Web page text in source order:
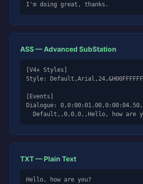
I'm doing great, thanks.
ASS — Advanced SubStation
[V4+ Styles]
Style:
[Events]
Dialogue: 0,0:00:01.00,0:00:04.50,
Default,,0,0,0,,Hello, how are
TXT — Plain Text
Hello, how are you?